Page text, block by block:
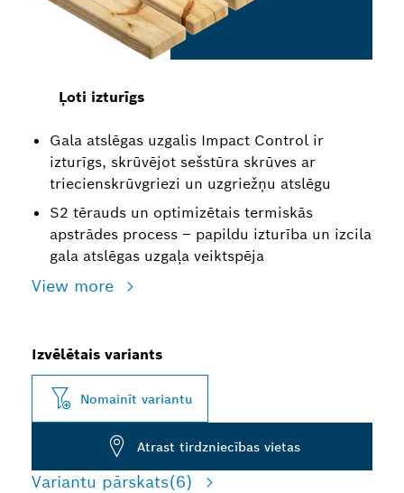
Ļoti izturīgs
Gala atslēgas uzgalis Impact Control ir
izturīgs, skrūvējot sešstūra skrūves ar
triecienskrūvgriezi un uzgriežņu atslēgu
S2 tērauds un optimizētais termiskās
apstrādes process – papildu izturība un izcila
gala atslēgas uzgaļa veiktspēja
View more
Izvēlētais variants
Nomainīt variantu
Atrast tirdzniecības vietas
Variantu pārskats(6)